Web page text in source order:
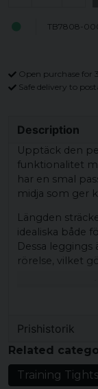
TB7808-
Open purchase for
Safe delivery to
Description
Upptäck den
funktionalitet
har en smal
midja som ger
Längden
idealiska både
Dessa
rörelse, vilket
bidrar till en
Passform:
Midja:
Prishistorik
Related
Training Tights